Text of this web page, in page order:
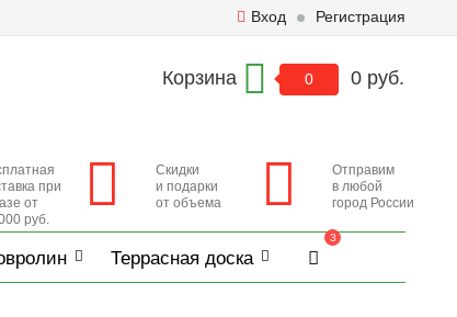
Вход Регистрация
Корзина 0 0 руб.
при
от
руб.
Скидки
и подарки
от объема
Отправим
в любой
город России
Террасная доска
3